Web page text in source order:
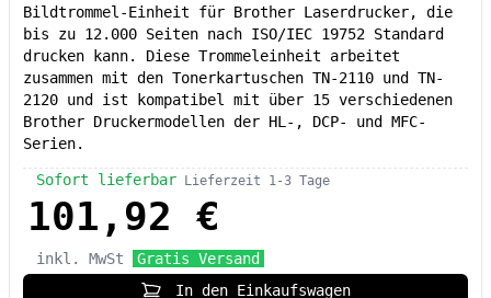
Bildtrommel-Einheit für Brother Laserdrucker, die
bis zu 12.000 Seiten nach ISO/IEC 19752 Standard
drucken kann. Diese Trommeleinheit arbeitet
zusammen mit den Tonerkartuschen TN-2110 und TN-
2120 und ist kompatibel mit über 15 verschiedenen
Brother Druckermodellen der HL-, DCP- und MFC-
Serien.
Sofort lieferbar Lieferzeit 1-3 Tage
101,92 €
inkl. MwSt
Gratis Versand
In den Einkaufswagen